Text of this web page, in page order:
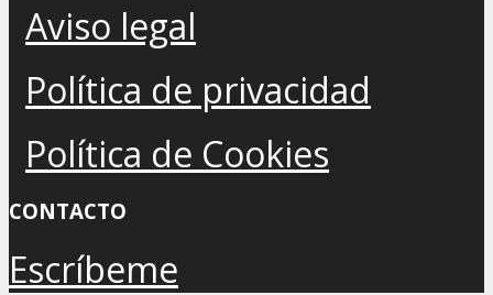
Aviso legal
Política de privacidad
Política de Cookies
CONTACTO
Escríbeme